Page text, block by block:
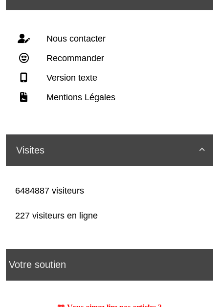
Nous contacter
Recommander
Version texte
Mentions Légales

Visites
6484887 visiteurs
227 visiteurs en ligne
Votre soutien